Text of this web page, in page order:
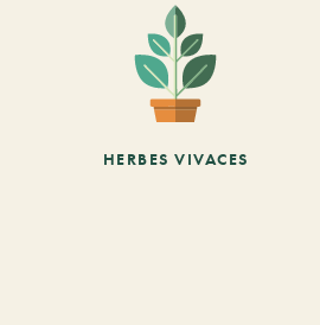
HERBES VIVACES